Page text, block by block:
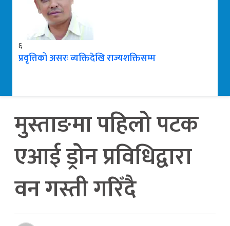
६
प्रवृत्तिको असरः व्यक्तिदेखि राज्यशक्तिसम्म
मुस्ताङमा पहिलो पटक
एआई ड्रोन प्रविधिद्वारा
वन गस्ती गरिँदै